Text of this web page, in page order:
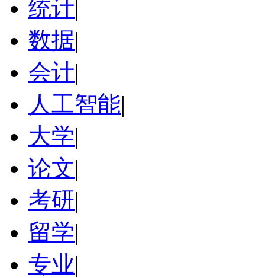
统计|
数据|
会计|
人工智能|
大学|
论文|
考研|
留学|
专业|